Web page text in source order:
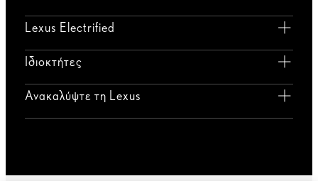
Lexus Electrified
Ιδιοκτήτες
Ανακαλύψτε τη Lexus